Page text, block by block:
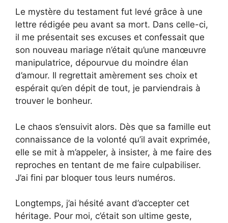
Le mystère du testament fut levé grâce à une
lettre rédigée peu avant sa mort. Dans celle-ci,
il me présentait ses excuses et confessait que
son nouveau mariage n’était qu’une manœuvre
manipulatrice, dépourvue du moindre élan
d’amour. Il regrettait amèrement ses choix et
espérait qu’en dépit de tout, je parviendrais à
trouver le bonheur.
Le chaos s’ensuivit alors. Dès que sa famille eut
connaissance de la volonté qu’il avait exprimée,
elle se mit à m’appeler, à insister, à me faire des
reproches en tentant de me faire culpabiliser.
J’ai fini par bloquer tous leurs numéros.
Longtemps, j’ai hésité avant d’accepter cet
héritage. Pour moi, c’était son ultime geste,